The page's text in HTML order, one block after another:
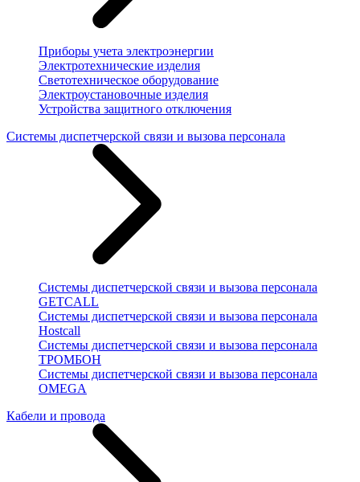
Приборы учета электроэнергии
Электротехнические изделия
Светотехническое оборудование
Электроустановочные изделия
Устройства защитного отключения
Системы диспетчерской связи и вызова персонала
Системы диспетчерской связи и вызова персонала
GETCALL
Системы диспетчерской связи и вызова персонала
Hostcall
Системы диспетчерской связи и вызова персонала
ТРОМБОН
Системы диспетчерской связи и вызова персонала
OMEGA
Кабели и провода